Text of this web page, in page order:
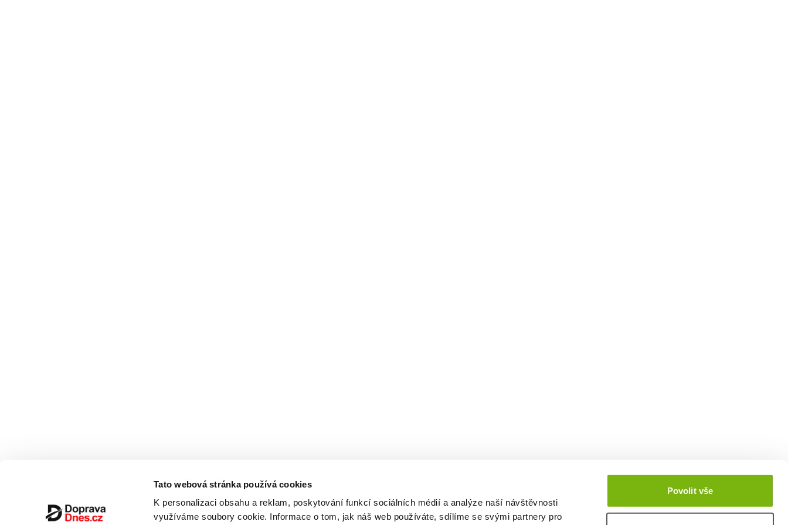
Tato webová stránka používá cookies
K personalizaci obsahu a reklam, poskytování funkcí sociálních médií a analýze naší návštěvnosti
využíváme soubory cookie. Informace o tom, jak náš web používáte, sdílíme se svými partnery pro
Povolit vše